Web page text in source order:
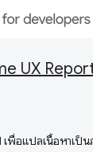
UX
เพื่อแปลเนื้อหาเป็